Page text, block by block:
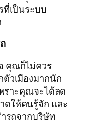
ที่เป็นระบบ
คุณก็ไม่ควร
วเมืองมากนัก
ราะคุณจะได้ลด
ดให้คนรู้จัก และ
รถจากบริษัท